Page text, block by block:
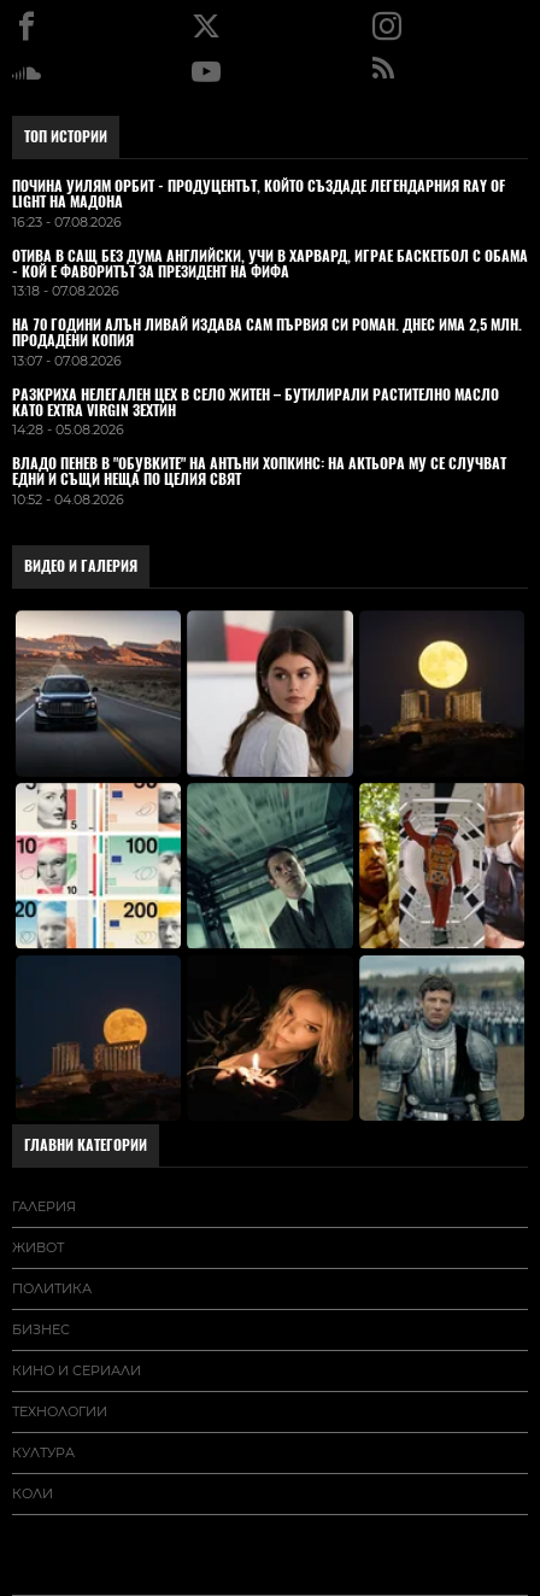
ТОП ИСТОРИИ
ПОЧИНА УИЛЯМ ОРБИТ - ПРОДУЦЕНТЪТ, КОЙТО СЪЗДАДЕ ЛЕГЕНДАРНИЯ RAY OF
LIGHT НА МАДОНА
16:23 - 07.08.2026
ОТИВА В САЩ БЕЗ ДУМА АНГЛИЙСКИ, УЧИ В ХАРВАРД, ИГРАЕ БАСКЕТБОЛ С ОБАМА
- КОЙ Е ФАВОРИТЪТ ЗА ПРЕЗИДЕНТ НА ФИФА
13:18 - 07.08.2026
НА 70 ГОДИНИ АЛЪН ЛИВАЙ ИЗДАВА САМ ПЪРВИЯ СИ РОМАН. ДНЕС ИМА 2,5 МЛН.
ПРОДАДЕНИ КОПИЯ
13:07 - 07.08.2026
РАЗКРИХА НЕЛЕГАЛЕН ЦЕХ В СЕЛО ЖИТЕН – БУТИЛИРАЛИ РАСТИТЕЛНО МАСЛО
КАТО EXTRA VIRGIN ЗЕХТИН
14:28 - 05.08.2026
ВЛАДO ПЕНЕВ В "ОБУВКИТЕ" НА АНТЪНИ ХОПКИНС: НА АКТЬОРА МУ СЕ СЛУЧВАТ
ЕДНИ И СЪЩИ НЕЩА ПО ЦЕЛИЯ СВЯТ
10:52 - 04.08.2026
ВИДЕО И ГАЛЕРИЯ
ГЛАВНИ КАТЕГОРИИ
ГАЛЕРИЯ
ЖИВОТ
ПОЛИТИКА
БИЗНЕС
КИНО И СЕРИАЛИ
ТЕХНОЛОГИИ
КУЛТУРА
КОЛИ